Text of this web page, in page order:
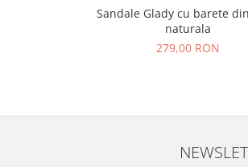
Sandale Glady cu barete
naturala
279,00 RON